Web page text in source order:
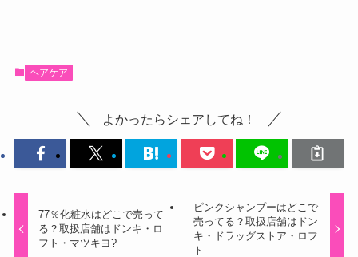
ヘアケア
よかったらシェアしてね！
77％化粧水はどこで売って
る？取扱店舗はドンキ・ロ
フト・マツキヨ?
ピンクシャンプーはどこで
売ってる？取扱店舗はドン
キ・ドラッグストア・ロフ
ト